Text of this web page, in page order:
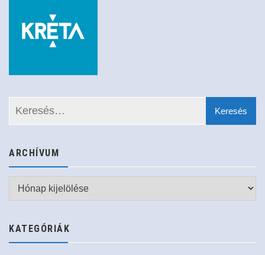
ARCHÍVUM
Archívum
KATEGÓRIÁK